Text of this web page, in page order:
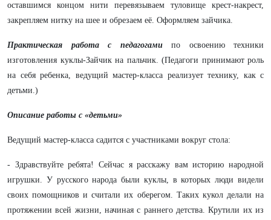
оставшимся концом нити перевязываем туловище крест-накрест,
закрепляем нитку на шее и обрезаем её. Оформляем зайчика.
Практическая работа с педагогамипо освоению техники
изготовления куклы-Зайчик на пальчик. (Педагоги принимают роль
на себя ребенка, ведущий мастер-класса реализует технику, как с
детьми.)
Описание работы с «детьми»
Ведущий мастер-класса садится с участниками вокруг стола:
- Здравствуйте ребята! Сейчас я расскажу вам историю народной
игрушки. У русского народа были куклы, в которых люди видели
своих помощников и считали их оберегом. Таких кукол делали на
протяжении всей жизни, начиная с раннего детства. Крутили их из